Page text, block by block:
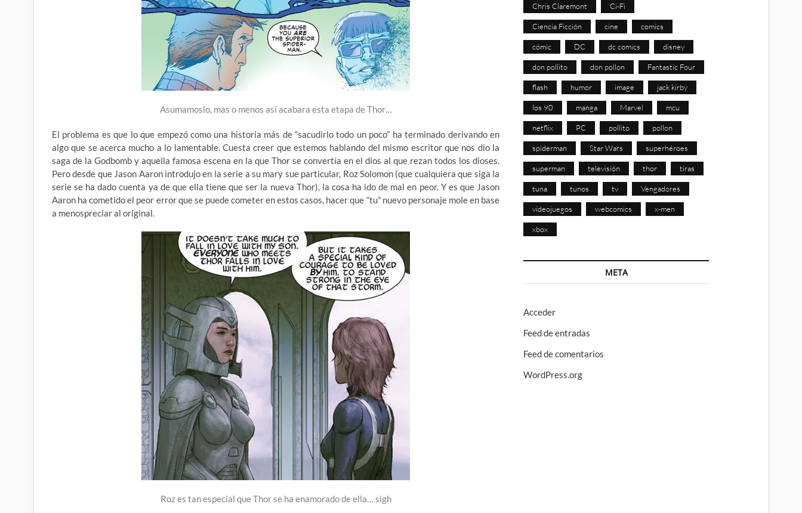
Asumamoslo, mas o menos así acabara esta etapa de Thor…
El problema es que lo que empezó como una historia más de “sacudirlo todo un poco” ha terminado derivando en
algo que se acerca mucho a lo lamentable. Cuesta creer que estemos hablando del mismo escritor que nos dio la
saga de la Godbomb y aquella famosa escena en la que Thor se convertía en el dios al que rezan todos los dioses.
Pero desde que Jason Aaron introdujo en la serie a su mary sue particular, Roz Solomon (que cualquiera que siga la
serie se ha dado cuenta ya de que ella tiene que ser la nueva Thor), la cosa ha ido de mal en peor. Y es que Jason
Aaron ha cometido el peor error que se puede cometer en estos casos, hacer que “tu” nuevo personaje mole en base
a menospreciar al original.
Roz es tan especial que Thor se ha enamorado de ella… sigh
Chris Claremont Ci-Fi
Ciencia Ficción cine comics
cómic DC dc comics disney
don pollito don pollon Fantastic Four
flash humor image jack kirby
los 90 manga Marvel mcu
netflix PC pollito pollon
spiderman Star Wars superhéroes
superman televisión thor tiras
tuna tunos tv Vengadores
videojuegos webcomics x-men
xbox
META
Acceder
Feed de entradas
Feed de comentarios
WordPress.org